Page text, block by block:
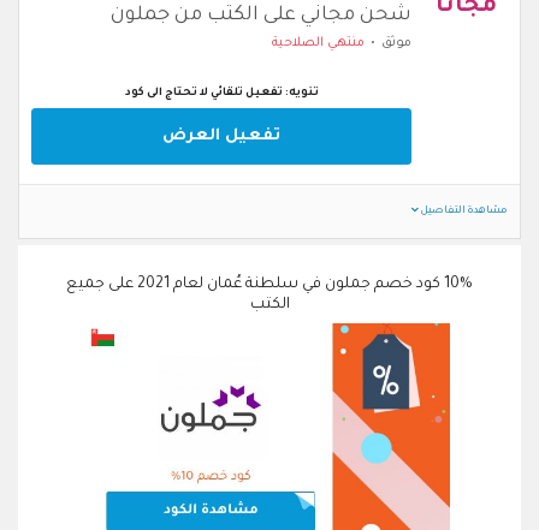
مجانا شحن مجاني على الكتب من جملون
موثق منتهي الصلاحية
تنويه: تفعيل تلقائي لا تحتاج الى كود
تفعيل العرض
مشاهدة التفاصيل
10% كود خصم جملون في سلطنة عُمان لعام 2021 على جميع
الكتب